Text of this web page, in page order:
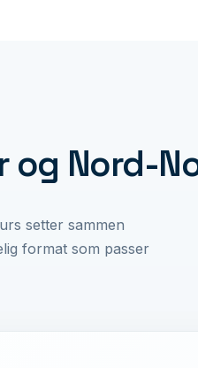
og Nord-
setter sammen
format som passer